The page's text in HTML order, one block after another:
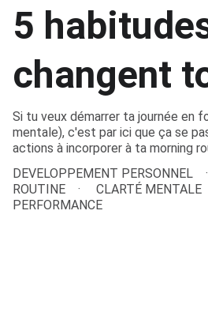
5
changent
Si tu veux démarrer ta journée en
mentale), c'est par ici que ça se
actions à incorporer à ta morning
DEVELOPPEMENT PERSONNEL
ROUTINE
CLARTÉ MENTALE
PERFORMANCE